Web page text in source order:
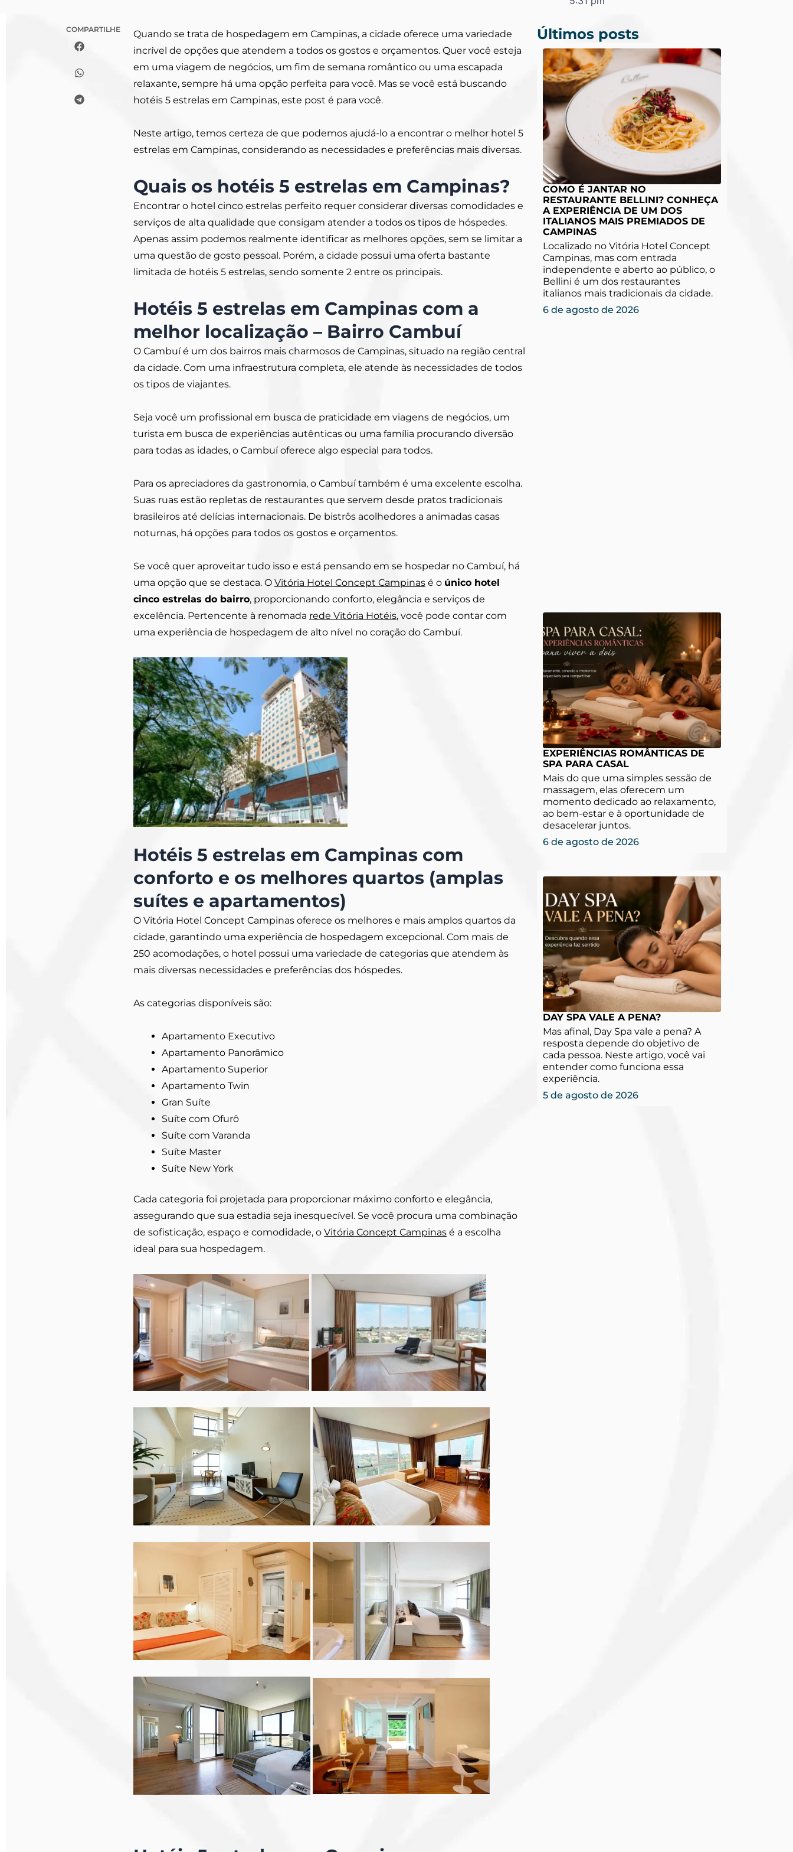
COMPARTILHE
Quando se trata de hospedagem em Campinas, a cidade oferece uma variedade
incrível de opções que atendem a todos os gostos e orçamentos. Quer você esteja
em uma viagem de negócios, um fim de semana romântico ou uma escapada
relaxante, sempre há uma opção perfeita para você. Mas se você está buscando
hotéis 5 estrelas em Campinas, este post é para você.
Neste artigo, temos certeza de que podemos ajudá-lo a encontrar o melhor hotel 5
estrelas em Campinas, considerando as necessidades e preferências mais diversas.
Quais os hotéis 5 estrelas em Campinas?
Encontrar o hotel cinco estrelas perfeito requer considerar diversas comodidades e
serviços de alta qualidade que consigam atender a todos os tipos de hóspedes.
Apenas assim podemos realmente identificar as melhores opções, sem se limitar a
uma questão de gosto pessoal. Porém, a cidade possui uma oferta bastante
limitada de hotéis 5 estrelas, sendo somente 2 entre os principais.
Hotéis 5 estrelas em Campinas com a
melhor localização – Bairro Cambuí
O Cambuí é um dos bairros mais charmosos de Campinas, situado na região central
da cidade. Com uma infraestrutura completa, ele atende às necessidades de todos
os tipos de viajantes.
Seja você um profissional em busca de praticidade em viagens de negócios, um
turista em busca de experiências autênticas ou uma família procurando diversão
para todas as idades, o Cambuí oferece algo especial para todos.
Para os apreciadores da gastronomia, o Cambuí também é uma excelente escolha.
Suas ruas estão repletas de restaurantes que servem desde pratos tradicionais
brasileiros até delícias internacionais. De bistrôs acolhedores a animadas casas
noturnas, há opções para todos os gostos e orçamentos.
Se você quer aproveitar tudo isso e está pensando em se hospedar no Cambuí, há
uma opção que se destaca. O Vitória Hotel Concept Campinas é o único hotel
cinco estrelas do bairro, proporcionando conforto, elegância e serviços de
excelência. Pertencente à renomada rede Vitória Hotéis, você pode contar com
uma experiência de hospedagem de alto nível no coração do Cambuí.
Hotéis 5 estrelas em Campinas com
conforto e os melhores quartos (amplas
suítes e apartamentos)
O Vitória Hotel Concept Campinas oferece os melhores e mais amplos quartos da
cidade, garantindo uma experiência de hospedagem excepcional. Com mais de
250 acomodações, o hotel possui uma variedade de categorias que atendem às
mais diversas necessidades e preferências dos hóspedes.
As categorias disponíveis são:
Apartamento Executivo
Apartamento Panorâmico
Apartamento Superior
Apartamento Twin
Gran Suíte
Suíte com Ofurô
Suíte com Varanda
Suíte Master
Suíte New York
Cada categoria foi projetada para proporcionar máximo conforto e elegância,
assegurando que sua estadia seja inesquecível. Se você procura uma combinação
de sofisticação, espaço e comodidade, o Vitória Concept Campinas é a escolha
ideal para sua hospedagem.
Últimos posts
COMO É JANTAR NO
RESTAURANTE BELLINI? CONHEÇA
A EXPERIÊNCIA DE UM DOS
ITALIANOS MAIS PREMIADOS DE
CAMPINAS
Localizado no Vitória Hotel Concept
Campinas, mas com entrada
independente e aberto ao público, o
Bellini é um dos restaurantes
italianos mais tradicionais da cidade.
6 de agosto de 2026
EXPERIÊNCIAS ROMÂNTICAS DE
SPA PARA CASAL
Mais do que uma simples sessão de
massagem, elas oferecem um
momento dedicado ao relaxamento,
ao bem-estar e à oportunidade de
desacelerar juntos.
6 de agosto de 2026
DAY SPA VALE A PENA?
Mas afinal, Day Spa vale a pena? A
resposta depende do objetivo de
cada pessoa. Neste artigo, você vai
entender como funciona essa
experiência.
5 de agosto de 2026